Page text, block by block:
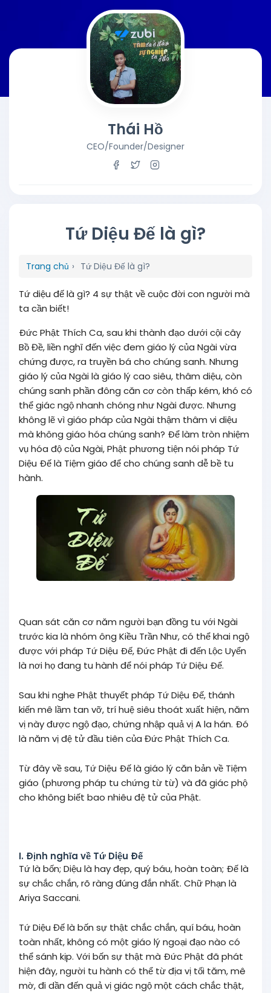
Thái Hồ
CEO/Founder/Designer
Tứ Diệu Đế là gì?
Trang chủ › Tứ Diệu Đế là gì?
Tứ diệu đế là gì? 4 sự thật về cuộc đời con người mà
ta cần biết!
Ðức Phật Thích Ca, sau khi thành đạo dưới cội cây
Bồ Đề, liền nghĩ đến việc đem giáo lý của Ngài vừa
chứng được, ra truyền bá cho chúng sanh. Nhưng
giáo lý của Ngài là giáo lý cao siêu, thâm diệu, còn
chúng sanh phần đông căn cơ còn thấp kém, khó có
thể giác ngộ nhanh chóng như Ngài được. Nhưng
không lẽ vì giáo pháp của Ngài thậm thâm vi diệu
mà không giáo hóa chúng sanh? Ðể làm tròn nhiệm
vụ hóa độ của Ngài, Phật phương tiện nói pháp Tứ
Diệu Ðế là Tiệm giáo để cho chúng sanh dễ bề tu
hành.
Quan sát căn cơ năm người bạn đồng tu với Ngài
trước kia là nhóm ông Kiều Trần Như, có thể khai ngộ
được với pháp Tứ Diệu Ðế, Đức Phật đi đến Lộc Uyển
là nơi họ đang tu hành để nói pháp Tứ Diệu Ðế.
Sau khi nghe Phật thuyết pháp Tứ Diệu Ðế, thánh
kiến mê lầm tan vỡ, trí huệ siêu thoát xuất hiện, năm
vị này được ngộ đạo, chứng nhập quả vị A la hán. Ðó
là năm vị đệ tử đầu tiên của Đức Phật Thích Ca.
Từ đây về sau, Tứ Diệu Ðế là giáo lý căn bản về Tiệm
giáo (phương pháp tu chứng từ từ) và đã giác phộ
cho không biết bao nhiêu đệ tử của Phật.
I. Ðịnh nghĩa về Tứ Diệu Ðế
Tứ là bốn; Diệu là hay đẹp, quý báu, hoàn toàn; Ðế là
sự chắc chắn, rõ ràng đúng đắn nhất. Chữ Phạn là
Ariya Saccani.
Tứ Diệu Đế là bốn sự thật chắc chắn, quí báu, hoàn
toàn nhất, không có một giáo lý ngoại đạo nào có
thể sánh kịp. Với bốn sự thật mà Ðức Phật đã phát
hiện đây, người tu hành có thể từ địa vị tối tăm, mê
mờ, đi dần đến quả vị giác ngộ một cách chắc thật,